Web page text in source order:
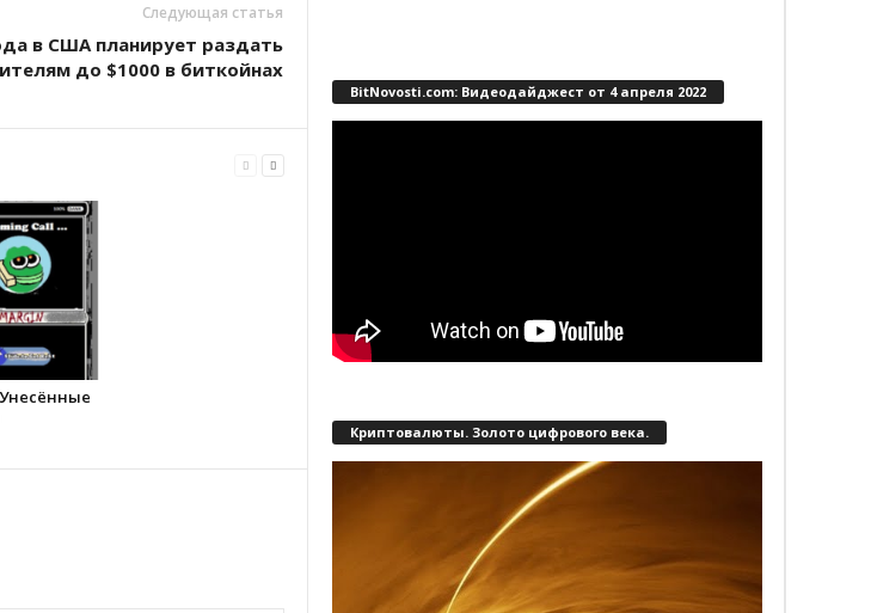
Следующая статья
в CШA плaниpуeт paздaть
дo $1000 в биткoйнax
BitNovosti.com: Видеодайджест от 4 апреля 2022
Криптовалюты. Золото цифрового века.